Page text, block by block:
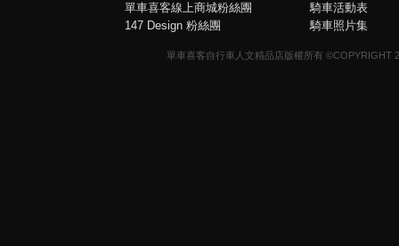
單車喜客線上商城粉絲團
147 Design 粉絲團
騎車活動表
騎車照片集
單車喜客自行車人文精品店版權所有